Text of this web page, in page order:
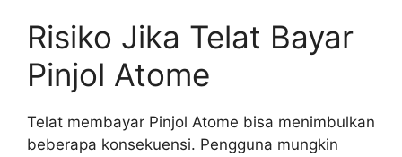
Risiko Jika Telat Bayar
Pinjol Atome
Telat membayar Pinjol Atome bisa menimbulkan
beberapa konsekuensi. Pengguna mungkin